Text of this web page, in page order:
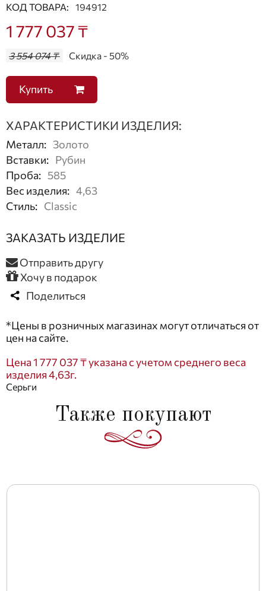
КОД ТОВАРА: 194912
1 777 037 ₸
3 554 074 ₸ Скидка - 50%
Купить
ХАРАКТЕРИСТИКИ ИЗДЕЛИЯ:
Металл: Золото
Вставки: Рубин
Проба: 585
Вес изделия: 4,63
Стиль: Classic
ЗАКАЗАТЬ ИЗДЕЛИЕ
Отправить другу
Хочу в подарок
Поделиться
*Цены в розничных магазинах могут отличаться от
цен на сайте.
Цена 1 777 037 ₸ указана с учетом среднего веса
изделия 4,63г.
Серьги
Также покупают